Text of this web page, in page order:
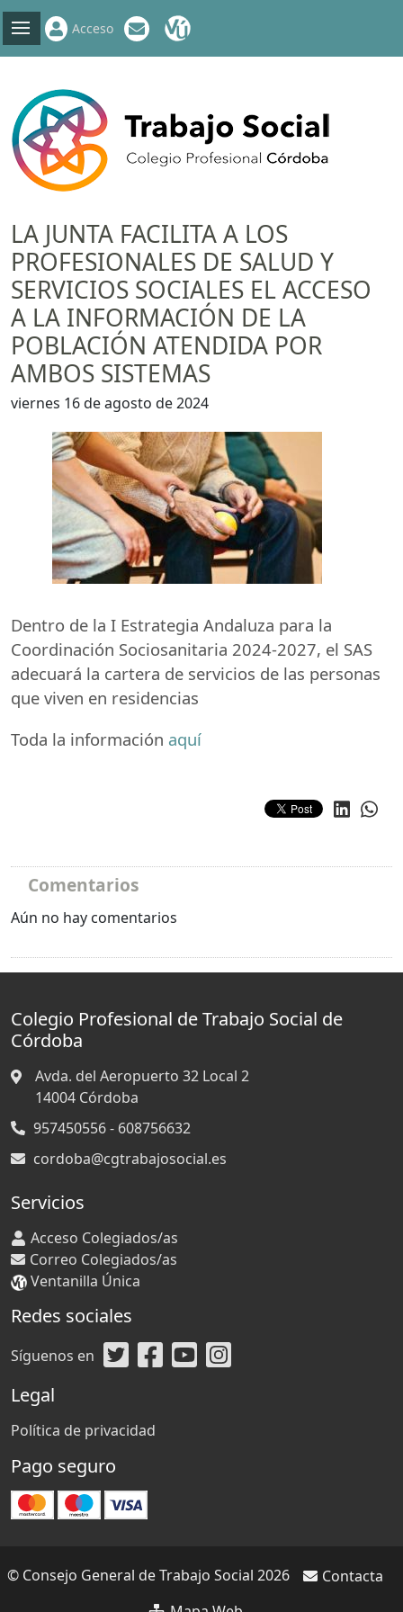
Acceso
LA JUNTA FACILITA A LOS
PROFESIONALES DE SALUD Y
SERVICIOS SOCIALES EL ACCESO
A LA INFORMACIÓN DE LA
POBLACIÓN ATENDIDA POR
AMBOS SISTEMAS
viernes 16 de agosto de 2024
Dentro de la I Estrategia Andaluza para la
Coordinación Sociosanitaria 2024-2027, el SAS
adecuará la cartera de servicios de las personas
que viven en residencias
Toda la información aquí
Comentarios
Aún no hay comentarios
Colegio Profesional de Trabajo Social de
Córdoba
Avda. del Aeropuerto 32 Local 2
14004 Córdoba
957450556 - 608756632
cordoba@cgtrabajosocial.es
Servicios
Acceso Colegiados/as
Correo Colegiados/as
Ventanilla Única
Redes sociales
Síguenos en
Legal
Política de privacidad
Pago seguro
© Consejo General de Trabajo Social 2026
Contacta